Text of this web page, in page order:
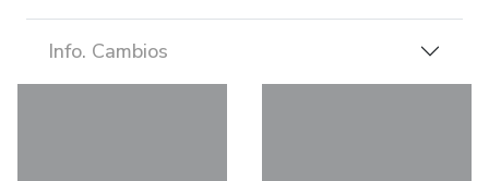
Info. Cambios